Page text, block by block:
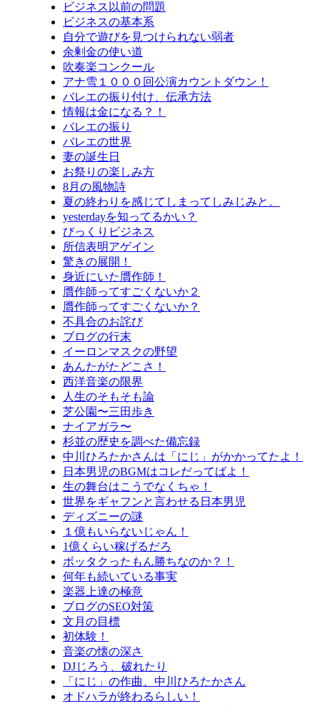
ビジネス以前の問題
ビジネスの基本系
自分で遊びを見つけられない弱者
余剰金の使い道
吹奏楽コンクール
アナ雪１０００回公演カウントダウン！
バレエの振り付け、伝承方法
情報は金になる？！
バレエの振り
バレエの世界
妻の誕生日
お祭りの楽しみ方
8月の風物詩
夏の終わりを感じてしまってしみじみと。
yesterdayを知ってるかい？
びっくりビジネス
所信表明アゲイン
驚きの展開！
身近にいた贋作師！
贋作師ってすごくないか２
贋作師ってすごくないか？
不具合のお詫び
ブログの行末
イーロンマスクの野望
あんたがたどこさ！
西洋音楽の限界
人生のそもそも論
芝公園〜三田歩き
ナイアガラ〜
杉並の歴史を調べた備忘録
中川ひろたかさんは「にじ」がかかってたよ！
日本男児のBGMはコレだってばよ！
生の舞台はこうでなくちゃ！
世界をギャフンと言わせる日本男児
ディズニーの謎
１億もいらないじゃん！
1億くらい稼げるだろ
ボッタクったもん勝ちなのか？！
何年も続いている事実
楽器上達の極意
ブログのSEO対策
文月の目標
初体験！
音楽の懐の深さ
DJじろう、破れたり
「にじ」の作曲、中川ひろたかさん
オドハラが終わるらしい！